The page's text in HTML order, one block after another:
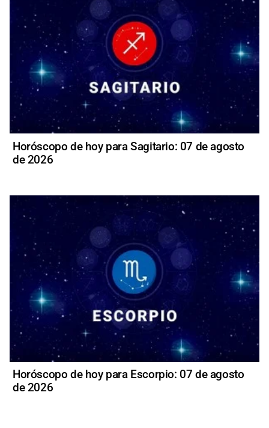
Horóscopo de hoy para Sagitario: 07 de agosto
de 2026
Horóscopo de hoy para Escorpio: 07 de agosto
de 2026